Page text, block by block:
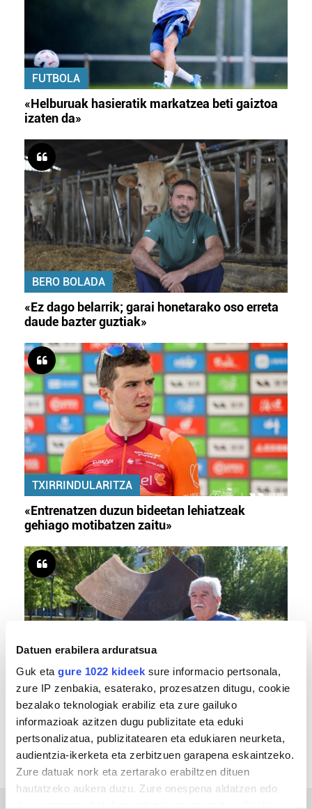
Datuen erabilera arduratsua
Guk eta gure 1022 kideek sure informacio pertsonala,
zure IP zenbakia, esaterako, prozesatzen ditugu, cookie
bezalako teknologiak erabiliz eta zure gailuko
informazioak azitzen dugu publizitate eta eduki
pertsonalizatua, publizitatearen eta edukiaren neurketa,
audientzia-ikerketa eta zerbitzuen garapena eskaintzeko.
Zure datuak nork eta zertarako erabiltzen dituen
hautatzeko aukera duzu. Zure onespena aldatzen edo
FUTBOLA
«Helburuak hasieratik markatzea beti gaiztoa
izaten da»
BERO BOLADA
«Ez dago belarrik; garai honetarako oso erreta
daude bazter guztiak»
TXIRRINDULARITZA
«Entrenatzen duzun bideetan lehiatzeak
gehiago motibatzen zaitu»
MEMORIA HISTORIKOA
«Gai tabua izan da etxe gehienetan, jendeak
azkeneko momentuan hitz egin du»